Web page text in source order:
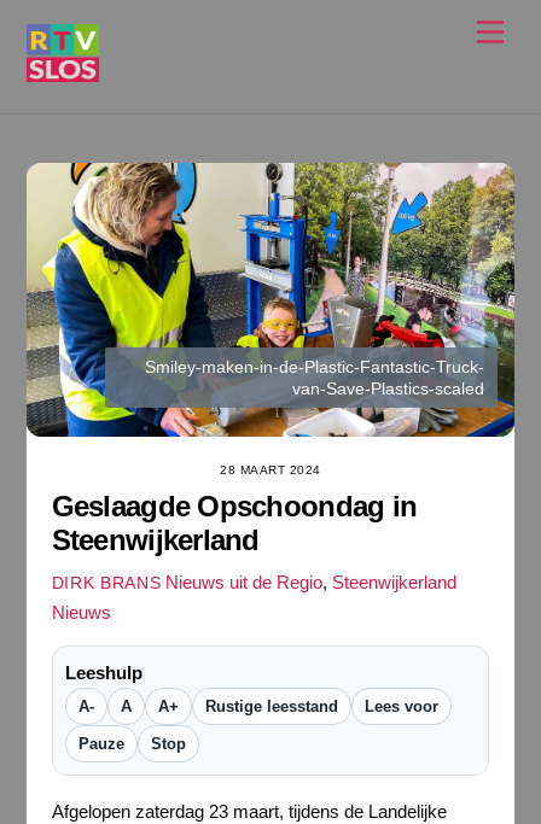
Smiley-maken-in-de-Plastic-Fantastic-Truck-
van-Save-Plastics-scaled
28 MAART 2024
Geslaagde Opschoondag in
Steenwijkerland
DIRK BRANS Nieuws uit de Regio, Steenwijkerland
Nieuws
Leeshulp
A- A A+ Rustige leesstand Lees voor
Pauze Stop
Afgelopen zaterdag 23 maart, tijdens de Landelijke